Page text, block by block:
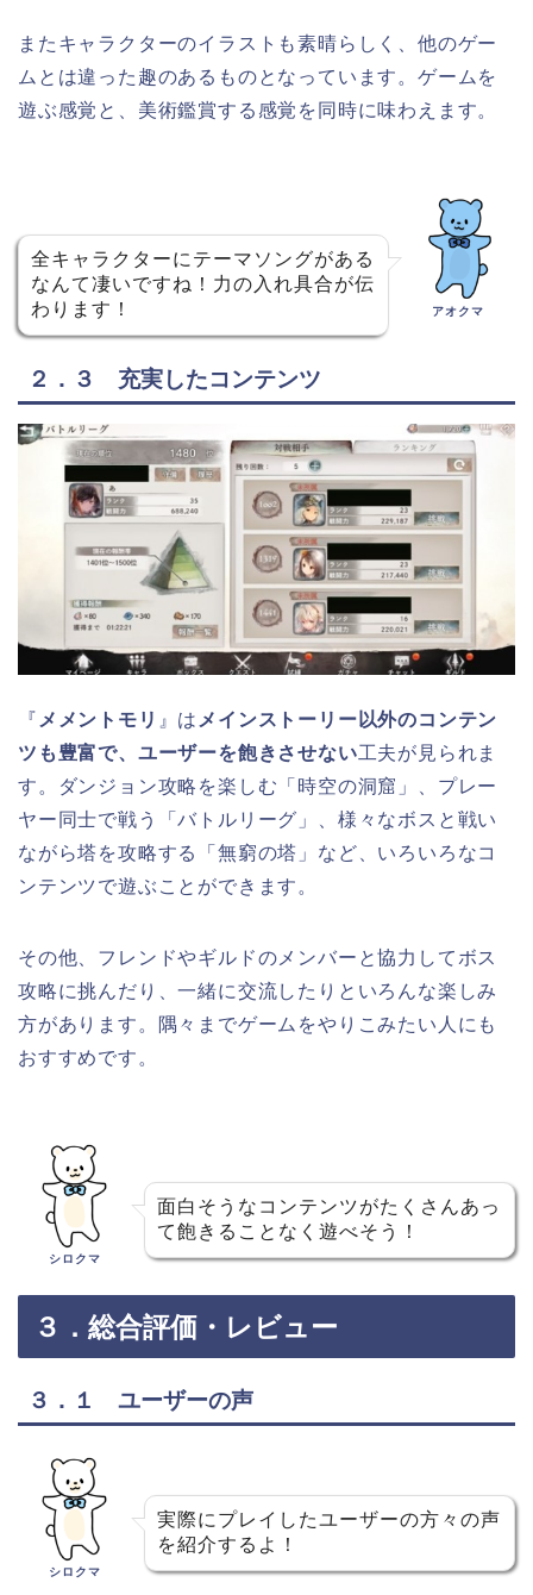
またキャラクターのイラストも素晴らしく、他のゲー
ムとは違った趣のあるものとなっています。ゲームを
遊ぶ感覚と、美術鑑賞する感覚を同時に味わえます。
全キャラクターにテーマソングがある
なんて凄いですね！力の入れ具合が伝
わります！
アオクマ
２．３ 充実したコンテンツ
『 メメントモリ 』は メインストーリー以外のコンテン
ツも豊富で、ユーザーを飽きさせない工夫が見られま
す。ダンジョン攻略を楽しむ「時空の洞窟」、プレー
ヤー同士で戦う「バトルリーグ」、様々なボスと戦い
ながら塔を攻略する「無窮の塔」など、いろいろなコ
ンテンツで遊ぶことができます。
その他、フレンドやギルドのメンバーと協力してボス
攻略に挑んだり、一緒に交流したりといろんな楽しみ
方があります。隅々までゲームをやりこみたい人にも
おすすめです。
シロクマ
面白そうなコンテンツがたくさんあっ
て飽きることなく遊べそう！
３．総合評価・レビュー
３．１ ユーザーの声
シロクマ
実際にプレイしたユーザーの方々の声
を紹介するよ！